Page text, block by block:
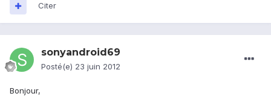
Citer
sonyandroid69
Posté(e) 23 juin 2012
Bonjour,